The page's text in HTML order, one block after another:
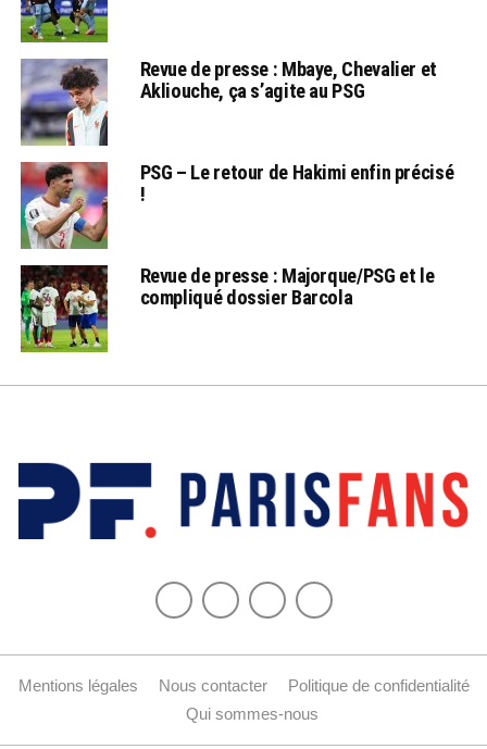
Revue de presse : Mbaye, Chevalier et
Akliouche, ça s’agite au PSG
PSG – Le retour de Hakimi enfin précisé
!
Revue de presse : Majorque/PSG et le
compliqué dossier Barcola
Mentions légales Nous contacter
Politique de confidentialité
Qui sommes-nous